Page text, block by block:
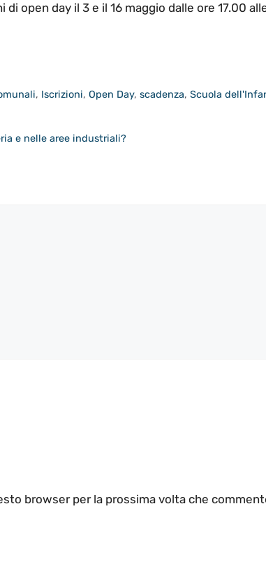
open day il 3 e il 16 maggio dalle ore 17.00
, Iscrizioni,Open Day,scadenza,Scuola
e nelle aree industriali?
browser per la prossima volta che